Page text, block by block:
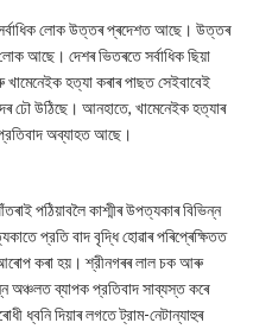
লোক উত্তৰ প্ৰদেশত আছে। উত্তৰ
আছে। দেশৰ ভিতৰতে সর্বাধিক ছিয়া
হত্যা কৰাৰ পাছত সেইবাবেই
ঢৌ উঠিছে। আনহাতে, খামেনেইক হত্যাৰ
প্রতিবাদ অব্যাহত আছে।
পঠিয়াবলৈ কাশ্মীৰ উপত্যকাৰ বিভিন্ন
প্রতি বাদ বৃদ্ধি হোৱাৰ পৰিপ্ৰেক্ষিতত
কৰা হয়। শ্রীনগৰৰ লাল চক আৰু
অঞ্চলত ব্যাপক প্রতিবাদ সাব্যস্ত কৰে
ধ্বনি দিয়াৰ লগতে ট্রাম-নেটান্যাহুৰ